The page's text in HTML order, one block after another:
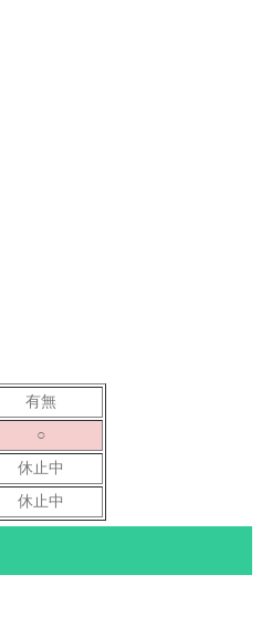
有無
○
休止中
休止中